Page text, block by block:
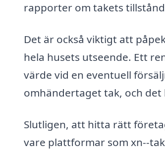
rapporter om takets
Det är också viktigt att
hela husets utseende. Ett
värde vid en eventuell
omhändertaget tak, och
Slutligen, att hitta rätt
vare plattformar som xn--